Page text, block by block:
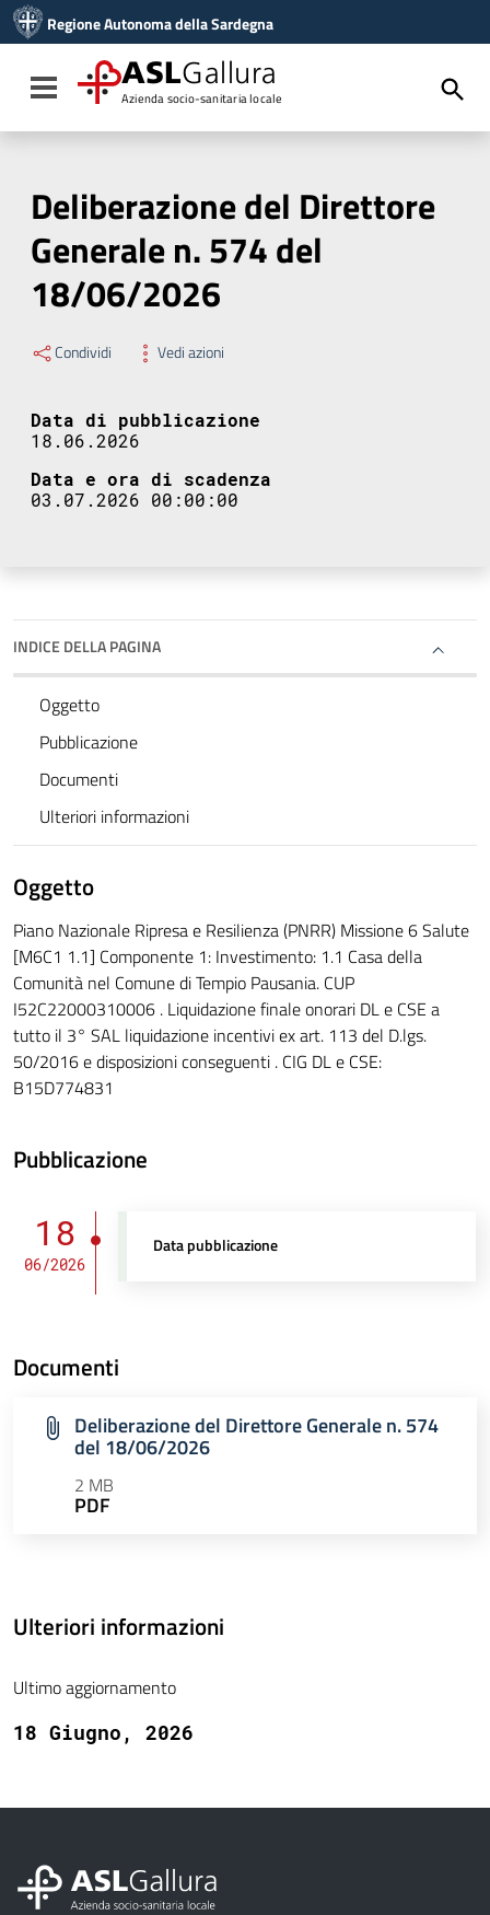
Vai al menu di navigazione
Vai al footer
Regione Autonoma della Sardegna
Toggle navigation
ASLGallura
Azienda socio-sanitaria locale
Deliberazione del Direttore
Generale n. 574 del
18/06/2026
Condividi Vedi azioni
Data di pubblicazione
18.06.2026
Data e ora di scadenza
03.07.2026 00:00:00
INDICE DELLA PAGINA
Oggetto
Pubblicazione
Documenti
Ulteriori informazioni
Oggetto
Piano Nazionale Ripresa e Resilienza (PNRR) Missione 6 Salute
[M6C1 1.1] Componente 1: Investimento: 1.1 Casa della
Comunità nel Comune di Tempio Pausania. CUP
I52C22000310006 . Liquidazione finale onorari DL e CSE a
tutto il 3° SAL liquidazione incentivi ex art. 113 del D.lgs.
50/2016 e disposizioni conseguenti . CIG DL e CSE:
B15D774831
Pubblicazione
18
06/2026
Data pubblicazione
Documenti
Deliberazione del Direttore Generale n. 574
del 18/06/2026
2 MB
PDF
Ulteriori informazioni
Ultimo aggiornamento
18 Giugno, 2026